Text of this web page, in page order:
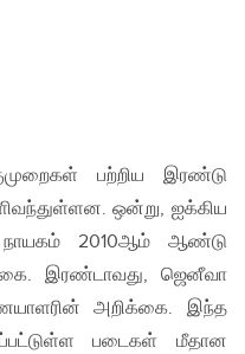
பற்றிய இரண்டு
ஒன்று, ஐக்கிய
நாயகம் 2010ஆம் ஆண்டு
இரண்டாவது, ஜெனீவா
அறிக்கை. இந்த
படைகள் மீதான